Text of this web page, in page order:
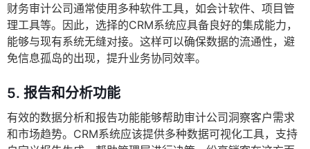
财务审计公司通常使用多种软件工具，如会计软件、项目管
理工具等。因此，选择的CRM系统应具备良好的集成能力，
能够与现有系统无缝对接。这样可以确保数据的流通性，避
免信息孤岛的出现，提升业务协同效率。
5. 报告和分析功能
有效的数据分析和报告功能能够帮助审计公司洞察客户需求
和市场趋势。CRM系统应该提供多种数据可视化工具，支持